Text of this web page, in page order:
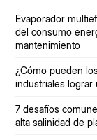
Evaporador
del consumo
mantenimiento
¿Cómo pueden
industriales lograr
7 desafíos
alta salinidad de